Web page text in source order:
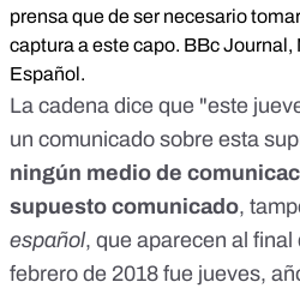
prensa que de ser necesario
captura a este capo. BBc Journal,
Español.
La cadena dice que "este
un comunicado sobre esta
ningún medio de
supuesto comunicado,
español, que aparecen al final
febrero de 2018 fue jueves,